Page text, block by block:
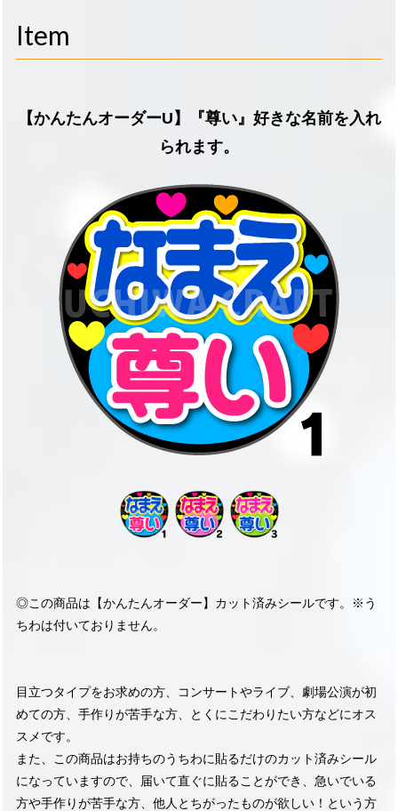
Item
【かんたんオーダーU】『尊い』好きな名前を入れ
られます。
◎この商品は【かんたんオーダー】カット済みシールです。※う
ちわは付いておりません。
目立つタイプをお求めの方、コンサートやライブ、劇場公演が初
めての方、手作りが苦手な方、とくにこだわりたい方などにオス
スメです。
また、この商品はお持ちのうちわに貼るだけのカット済みシール
になっていますので、届いて直ぐに貼ることができ、急いでいる
方や手作りが苦手な方、他人とちがったものが欲しい！という方